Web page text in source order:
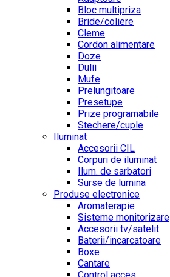
Bloc multipriza
Bride/coliere
Cleme
Cordon alimentare
Doze
Dulii
Mufe
Prelungitoare
Presetupe
Prize programabile
Stechere/cuple
Iluminat
Accesorii CIL
Corpuri de iluminat
Ilum. de sarbatori
Surse de lumina
Produse electronice
Aromaterapie
Sisteme monitorizare
Accesorii tv/satelit
Baterii/incarcatoare
Boxe
Cantare